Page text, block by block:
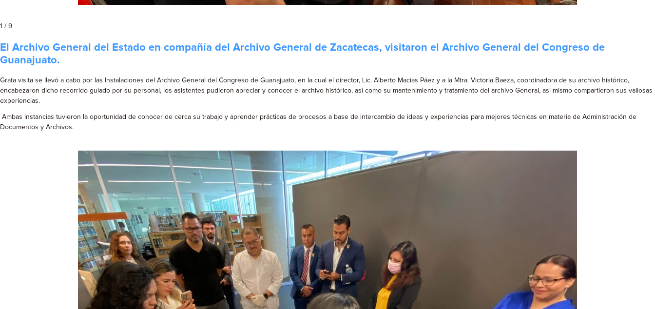
1 / 9
El Archivo General del Estado en compañía del Archivo General de Zacatecas, visitaron el Archivo General del Congreso de
Guanajuato.
Grata visita se llevó a cabo por las Instalaciones del Archivo General del Congreso de Guanajuato, en la cual el director, Lic. Alberto Macias Páez y a la Mtra. Victoria Baeza, coordinadora de su archivo histórico,
encabezaron dicho recorrido guiado por su personal, los asistentes pudieron apreciar y conocer el archivo histórico, así como su mantenimiento y tratamiento del archivo General, así mismo compartieron sus valiosas
experiencias.
Ambas instancias tuvieron la oportunidad de conocer de cerca su trabajo y aprender prácticas de procesos a base de intercambio de ideas y experiencias para mejores técnicas en materia de Administración de
Documentos y Archivos.